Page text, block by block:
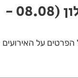
אירועי סוף השבוע והשבוע הבא בחולון (08.08 -
הפרטים על האירועים